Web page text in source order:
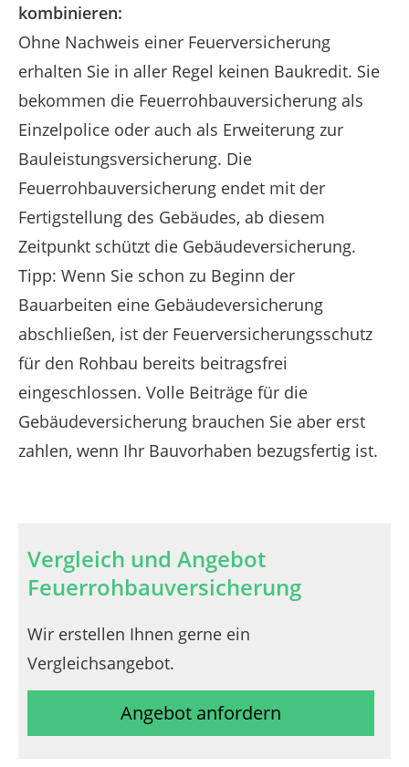
kombinieren:
Ohne Nachweis einer Feuerversicherung
erhalten Sie in aller Regel keinen Baukredit. Sie
bekommen die Feuerrohbauversicherung als
Einzelpolice oder auch als Erweiterung zur
Bauleistungsversicherung. Die
Feuerrohbauversicherung endet mit der
Fertigstellung des Gebäudes, ab diesem
Zeitpunkt schützt die Gebäudeversicherung.
Tipp: Wenn Sie schon zu Beginn der
Bauarbeiten eine Gebäudeversicherung
abschließen, ist der Feuerversicherungsschutz
für den Rohbau bereits beitragsfrei
eingeschlossen. Volle Beiträge für die
Gebäudeversicherung brauchen Sie aber erst
zahlen, wenn Ihr Bauvorhaben bezugsfertig ist.
Vergleich und Angebot
Feuerrohbauversicherung
Wir erstellen Ihnen gerne ein
Vergleichsangebot.
Angebot anfordern